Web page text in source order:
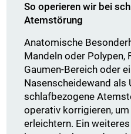
So operieren wir bei
Atemstörung
Anatomische
Mandeln oder Polypen,
Gaumen-Bereich oder
Nasenscheidewand als
schlafbezogene
operativ korrigieren,
erleichtern. Ein